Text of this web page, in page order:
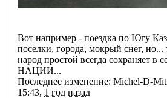
Вот например - поездка по Югу
поселки, города, мокрый снег,
народ простой всегда сохраняет в
НАЦИИ...
Последнее изменение: Michel-D-
15:43, 1 год назад